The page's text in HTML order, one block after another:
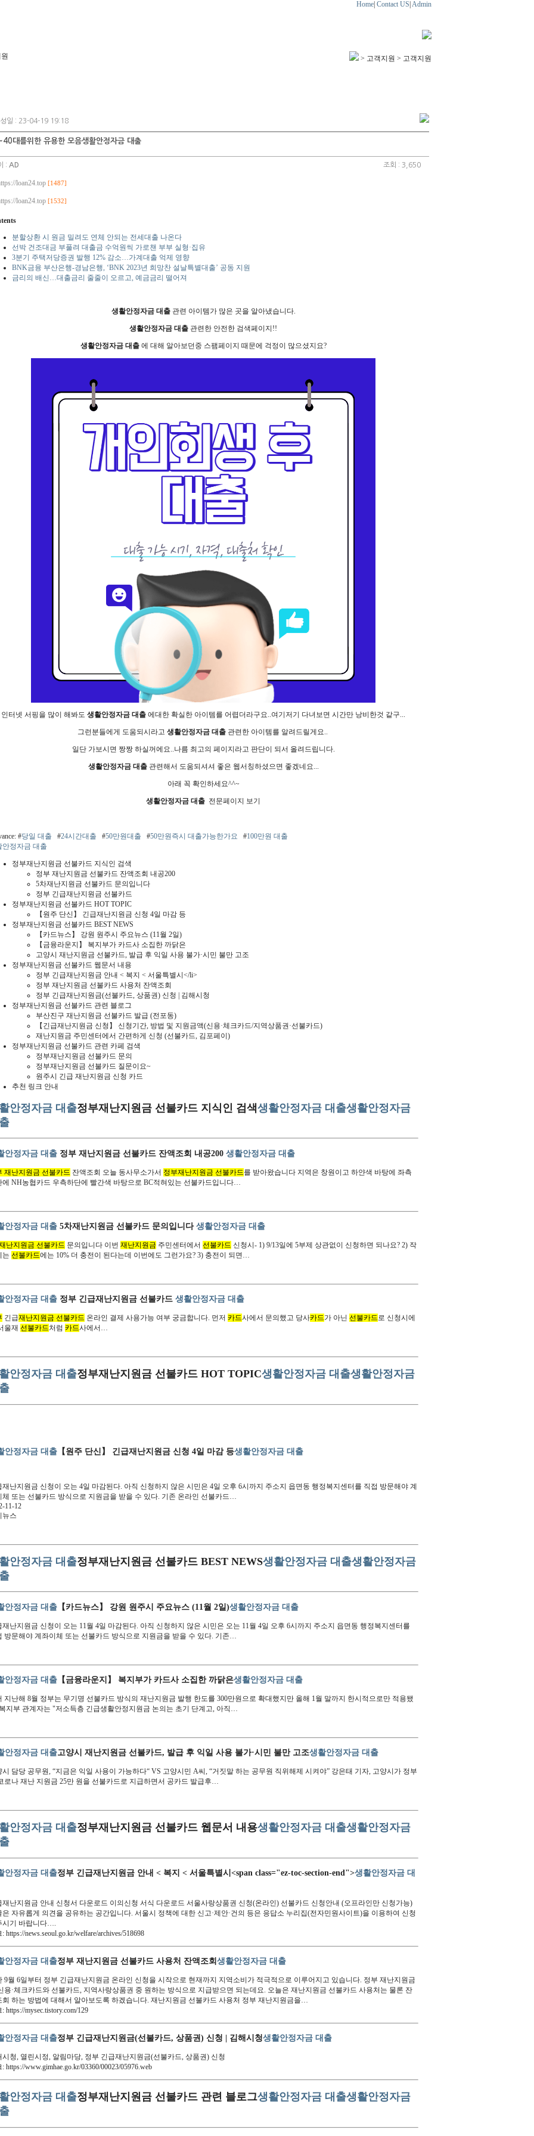
Home Contact US Admin
> 고객지원 > 고객지원
성일 : 23-04-19 19:18
대를위한 유용한 모음생활안정자금 대출
: AD 조회 : 3,650
loan24.top [1487]
loan24.top [1532]
분할상환 시 원금 밀려도 연체 안되는 전세대출 나온다
선박 건조대금 부풀려 대출금 수억원씩 가로챈 부부 실형·집유
3분기 주택저당증권 발행 12% 감소…가계대출 억제 영향
BNK금융 부산은행-경남은행, ‘BNK 2023년 희망찬 설날특별대출’ 공동 지원
금리의 배신…대출금리 줄줄이 오르고, 예금금리 떨어져
생활안정자금 대출관련 아이템가 많은 곳을 알아냈습니다.
생활안정자금 대출 관련한 안전한 검색페이지!!
생활안정자금 대출에 대해 알아보던중 스팸페이지 때문에 걱정이 많으셨지요?
인터넷 서핑을 많이 해봐도 생활안정자금 대출 에대한 확실한 아이템를 어렵더라구요..여기저기 다녀보면 시간만 낭비한것 같구...
그런분들에게 도움되시라고 생활안정자금 대출관련한 아이템를 알려드릴게요..
일단 가보시면 짱짱 하실꺼에요..나름 최고의 페이지라고 판단이 되서 올려드립니다.
생활안정자금 대출관련해서 도움되셔셔 좋은 웹서칭하셨으면 좋겠네요...
아래 꼭 확인하세요^^~
생활안정자금 대출 전문페이지 보기
#당일 대출 #24시간대출 #50만원대출 #50만원즉시 대출가능한가요 #100만원 대출
안정자금 대출
정부재난지원금 선불카드 지식인 검색
정부 재난지원금 선불카드 잔액조회 내공200
5차재난지원금 선불카드 문의입니다
정부 긴급재난지원금 선불카드
정부재난지원금 선불카드 HOT TOPIC
【원주 단신】 긴급재난지원금 신청 4일 마감 등
정부재난지원금 선불카드 BEST NEWS
【카드뉴스】 강원 원주시 주요뉴스 (11월 2일)
【금융라운지】 복지부가 카드사 소집한 까닭은
고양시 재난지원금 선불카드, 발급 후 익일 사용 불가·시민 불만 고조
정부재난지원금 선불카드 웹문서 내용
정부 긴급재난지원금 안내 < 복지 < 서울특별시</li>
정부 재난지원금 선불카드 사용처 잔액조회
정부 긴급재난지원금(선불카드, 상품권) 신청 | 김해시청
정부재난지원금 선불카드 관련 블로그
부산진구 재난지원금 선불카드 발급 (전포동)
【긴급재난지원금 신청】 신청기간, 방법 및 지원금액(신용·체크카드/지역상품권·선불카드)
재난지원금 주민센터에서 간편하게 신청 (선불카드, 김포페이)
정부재난지원금 선불카드 관련 카페 검색
정부재난지원금 선불카드 문의
정부재난지원금 선불카드 질문이요~
원주시 긴급 재난지원금 신청 카드
추천 링크 안내
안정자금 대출정부재난지원금 선불카드 지식인 검색생활안정자금 대출생활안정자금
안정자금 대출 정부 재난지원금 선불카드 잔액조회 내공200 생활안정자금 대출
재난지원금 선불카드 잔액조회 오늘 동사무소가서 정부재난지원금 선불카드 를 받아왔습니다 지역은 창원이고 하얀색 바탕에 좌측
에 NH농협카드 우측하단에 빨간색 바탕으로 BC적혀있는 선불카드입니다…
안정자금 대출 5차재난지원금 선불카드 문의입니다생활안정자금 대출
난지원금 선불카드 문의입니다 이번 재난지원금 주민센터에서 선불카드 신청시- 1) 9/13일에 5부제 상관없이 신청하면 되나요? 2) 작
는 선불카드에는 10% 더 충전이 된다는데 이번에도 그런가요? 3) 충전이 되면…
안정자금 대출 정부 긴급재난지원금 선불카드 생활안정자금 대출
긴급재난지원금 선불카드 온라인 결제 사용가능 여부 궁금합니다. 먼저 카드사에서 문의했고 당사카드 가 아닌 선불카드 로 신청시에
울재 선불카드 처럼 카드사에서…
안정자금 대출정부재난지원금 선불카드 HOT TOPIC생활안정자금 대출생활안정자금
안정자금 대출 【원주 단신】 긴급재난지원금 신청 4일 마감 등생활안정자금 대출
재난지원금 신청이 오는 4일 마감된다. 아직 신청하지 않은 시민은 4일 오후 6시까지 주소지 읍면동 행정복지센터를 직접 방문해야 계
체 또는 선불카드 방식으로 지원금을 받을 수 있다. 기존 온라인 선불카드…
11-12
뉴스
안정자금 대출정부재난지원금 선불카드 BEST NEWS생활안정자금 대출생활안정자금
안정자금 대출 【카드뉴스】 강원 원주시 주요뉴스 (11월 2일)생활안정자금 대출
재난지원금 신청이 오는 11월 4일 마감된다. 아직 신청하지 않은 시민은 오는 11월 4일 오후 6시까지 주소지 읍면동 행정복지센터를
방문해야 계좌이체 또는 선불카드 방식으로 지원금을 받을 수 있다. 기존…
안정자금 대출 【금융라운지】 복지부가 카드사 소집한 까닭은생활안정자금 대출
지난해 8월 정부는 무기명 선불카드 방식의 재난지원금 발행 한도를 300만원으로 확대했지만 올해 1월 말까지 한시적으로만 적용됐
지부 관계자는 "저소득층 긴급생활안정지원금 논의는 초기 단계고, 아직…
안정자금 대출고양시 재난지원금 선불카드, 발급 후 익일 사용 불가·시민 불만 고조생활안정자금 대출
시 담당 공무원, “지금은 익일 사용이 가능하다“ VS 고양시민 A씨, “거짓말 하는 공무원 직위해제 시켜야” 강은태 기자, 고양시가 정부
로나 재난 지원금 25만 원을 선불카드로 지급하면서 공카드 발급후…
안정자금 대출정부재난지원금 선불카드 웹문서 내용생활안정자금 대출생활안정자금
안정자금 대출정부 긴급재난지원금 안내 < 복지 < 서울특별시<span class="ez-toc-section-end">생활안정자금 대
재난지원금 안내 신청서 다운로드 이의신청 서식 다운로드 서울사랑상품권 신청(온라인) 선불카드 신청안내 (오프라인만 신청가능)
은 자유롭게 의견을 공유하는 공간입니다. 서울시 정책에 대한 신고·제안·건의 등은 응답소 누리집(전자민원사이트)을 이용하여 신청
시기 바랍니다….
: https://news.seoul.go.kr/welfare/archives/518698
안정자금 대출정부 재난지원금 선불카드 사용처 잔액조회생활안정자금 대출
9월 6일부터 정부 긴급재난지원금 온라인 신청을 시작으로 현재까지 지역소비가 적극적으로 이루어지고 있습니다. 정부 재난지원금
용·체크카드와 선불카드, 지역사랑상품권 중 원하는 방식으로 지급받으면 되는데요. 오늘은 재난지원금 선불카드 사용처는 물론 잔
회 하는 방법에 대해서 알아보도록 하겠습니다. 재난지원금 선불카드 사용처 정부 재난지원금을…
: https://mysec.tistory.com/129
안정자금 대출정부 긴급재난지원금(선불카드, 상품권) 신청 | 김해시청생활안정자금 대출
시청, 열린시정, 알림마당, 정부 긴급재난지원금(선불카드, 상품권) 신청
: https://www.gimhae.go.kr/03360/00023/05976.web
안정자금 대출정부재난지원금 선불카드 관련 블로그생활안정자금 대출생활안정자금